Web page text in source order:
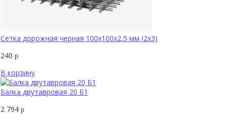
Сетка дорожная черная 100х100х2,5 мм (2х3)
240 р
В корзину
Балка двутавровая 20 Б1
2 794 р